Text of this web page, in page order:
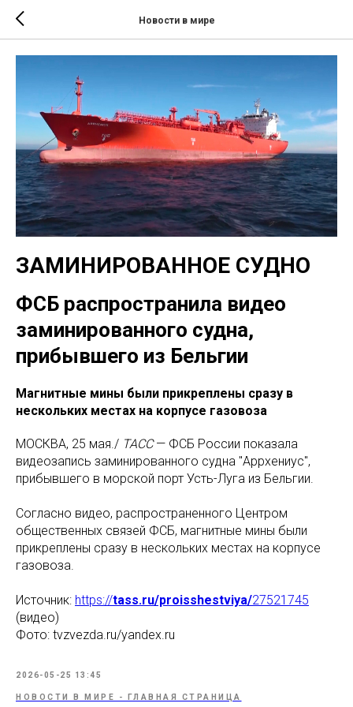
Новости в мире
ЗАМИНИРОВАННОЕ СУДНО
ФСБ распространила видео
заминированного судна,
прибывшего из Бельгии
Магнитные мины были прикреплены сразу в
нескольких местах на корпусе газовоза
МОСКВА, 25 мая./ ТАСС— ФСБ России показала
видеозапись заминированного судна "Аррхениус",
прибывшего в морской порт Усть-Луга из Бельгии.
Согласно видео, распространенного Центром
общественных связей ФСБ, магнитные мины были
прикреплены сразу в нескольких местах на корпусе
газовоза.
Источник: https://tass.ru/proisshestviya/27521745
(видео)
Фото: tvzvezda.ru/yandex.ru
2026-05-25 13:45
НОВОСТИ В МИРЕ - ГЛАВНАЯ СТРАНИЦА